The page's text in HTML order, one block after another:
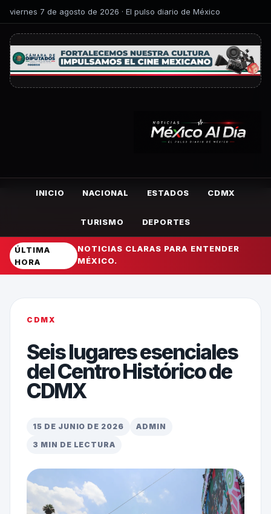
viernes 7 de agosto de 2026 · El pulso diario de México
INICIO NACIONAL ESTADOS CDMX
TURISMO DEPORTES
ÚLTIMA
HORA
NOTICIAS CLARAS PARA ENTENDER
MÉXICO.
CDMX
Seis lugares esenciales
del Centro Histórico de
CDMX
15 DE JUNIO DE 2026
ADMIN
3 MIN DE LECTURA